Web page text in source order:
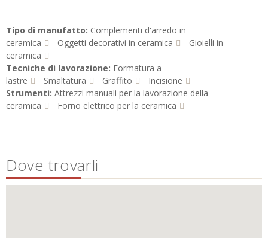
Tipo di manufatto: Complementi d'arredo in
ceramica
Oggetti decorativi in ceramica
Gioielli in
ceramica
Tecniche di lavorazione: Formatura a
lastre
Smaltatura Graffito
Incisione
Strumenti: Attrezzi manuali per la lavorazione della
ceramica
Forno elettrico per la ceramica
Dove trovarli